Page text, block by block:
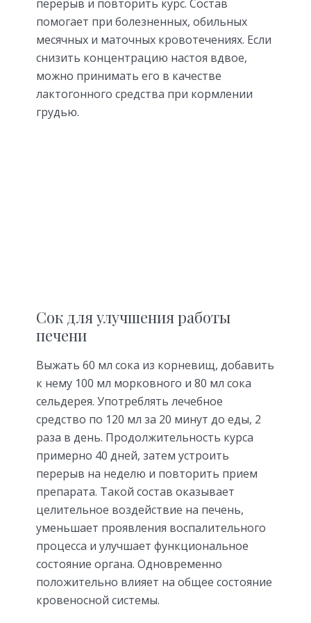
перерыв и повторить курс. Состав
помогает при болезненных, обильных
месячных и маточных кровотечениях. Если
снизить концентрацию настоя вдвое,
можно принимать его в качестве
лактогонного средства при кормлении
грудью.
Сок для улучшения работы
печени
Выжать 60 мл сока из корневищ, добавить
к нему 100 мл морковного и 80 мл сока
сельдерея. Употреблять лечебное
средство по 120 мл за 20 минут до еды, 2
раза в день. Продолжительность курса
примерно 40 дней, затем устроить
перерыв на неделю и повторить прием
препарата. Такой состав оказывает
целительное воздействие на печень,
уменьшает проявления воспалительного
процесса и улучшает функциональное
состояние органа. Одновременно
положительно влияет на общее состояние
кровеносной системы.